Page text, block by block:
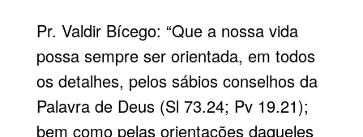
Pr. Valdir Bícego: “Que a nossa vida
possa sempre ser orientada, em todos
os detalhes, pelos sábios conselhos da
Palavra de Deus (Sl 73.24; Pv 19.21);
bem como pelas orientações daqueles